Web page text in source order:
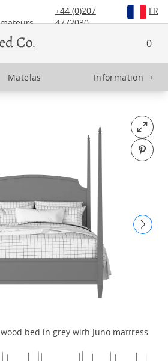
+44 (0)207
4772030
FR
0
Matelas Information +
Open
Pin
bed in grey with Juno mattress